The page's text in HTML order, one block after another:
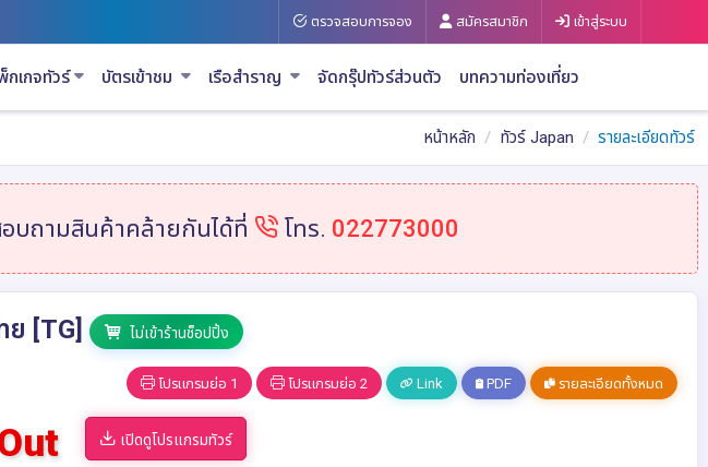
ตรวจสอบการจอง สมัครสมาชิก เข้าสู่ระบบ
กเกจทัวร์ บัตรเข้าชม เรือสำราญ จัดกรุ๊ปทัวร์ส่วนตัว บทความท่องเที่ยว
หน้าหลัก ทัวร์ Japan รายละเอียดทัวร์
บถามสินค้าคล้ายกันได้ที่ โทร. 022773000
ย [TG] ไม่เข้าร้านช็อปปิ้ง
โปรแกรมย่อ 1 โปรแกรมย่อ 2 Link PDF รายละเอียดทั้งหมด
เปิดดูโปรแกรมทัวร์